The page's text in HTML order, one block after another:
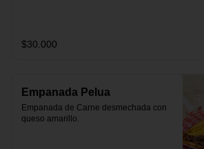
$30.000
Empanada Pelua
Empanada de Carne desmechada con
queso amarillo.